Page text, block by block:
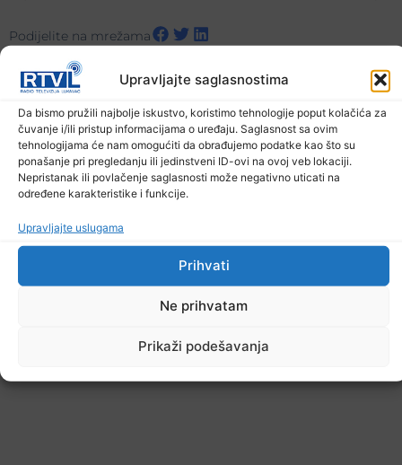
Upravljajte saglasnostima
Da bismo pružili najbolje iskustvo, koristimo tehnologije poput kolačića za
čuvanje i/ili pristup informacijama o uređaju. Saglasnost sa ovim
tehnologijama će nam omogućiti da obrađujemo podatke kao što su
ponašanje pri pregledanju ili jedinstveni ID-ovi na ovoj veb lokaciji.
Nepristanak ili povlačenje saglasnosti može negativno uticati na
određene karakteristike i funkcije.
Upravljajte uslugama
Prihvati
Ne prihvatam
Prikaži podešavanja
Podijelite na mrežama
Ostale novosti